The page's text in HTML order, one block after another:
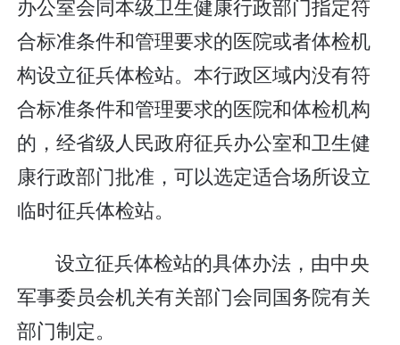
办公室会同本级卫生健康行政部门指定符
合标准条件和管理要求的医院或者体检机
构设立征兵体检站。本行政区域内没有符
合标准条件和管理要求的医院和体检机构
的，经省级人民政府征兵办公室和卫生健
康行政部门批准，可以选定适合场所设立
临时征兵体检站。
设立征兵体检站的具体办法，由中央
军事委员会机关有关部门会同国务院有关
部门制定。